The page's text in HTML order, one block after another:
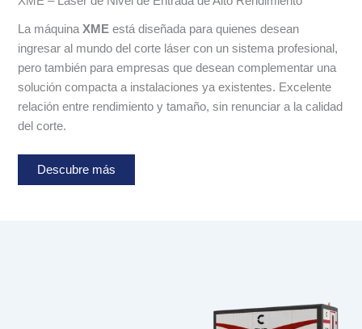
La máquina XMEestá diseñada para quienes desean
ingresar al mundo del corte láser con un sistema profesional,
pero también para empresas que desean complementar una
solución compacta a instalaciones ya existentes. Excelente
relación entre rendimiento y tamaño, sin renunciar a la calidad
del corte.
Descubre más